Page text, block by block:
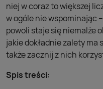
niej w coraz to większej
w ogóle nie wspominając
powoli staje się niemalże
jakie dokładnie zalety ma
także zacznij z nich
Spis treści: